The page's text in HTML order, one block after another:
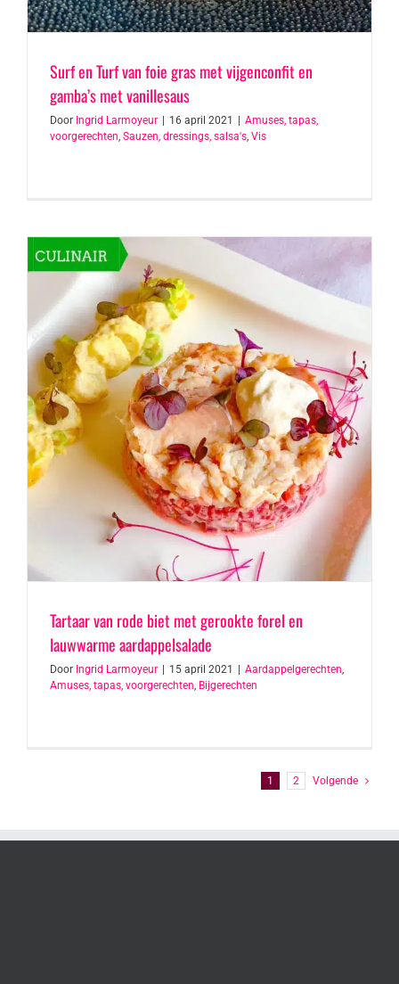
Surf en Turf van foie gras met vijgenconfit en
gamba’s met vanillesaus
Door Ingrid Larmoyeur 16 april 2021
Amuses, tapas,
voorgerechten, Sauzen, dressings, salsa's, Vis
Tartaar van rode biet met gerookte forel en
lauwwarme aardappelsalade
Door Ingrid Larmoyeur 15 april 2021 Aardappelgerechten,
Amuses, tapas, voorgerechten, Bijgerechten
1 2 Volgende